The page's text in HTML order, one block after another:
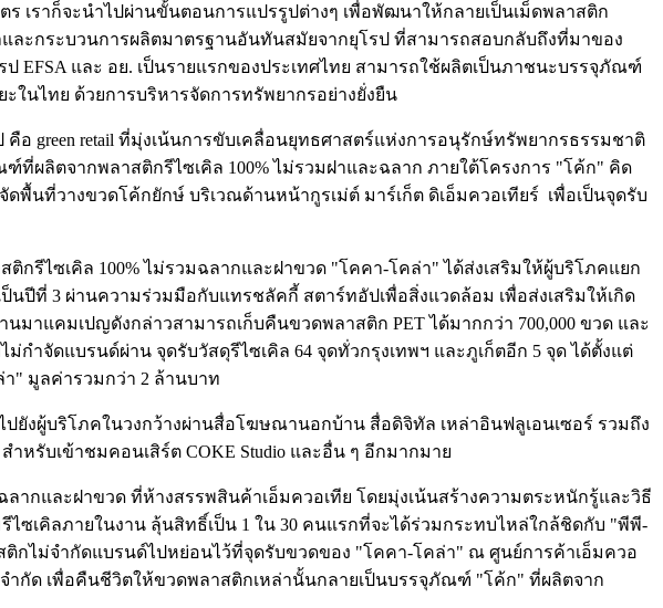
ร เราก็จะนำไปผ่านขั้นตอนการแปรรูปต่างๆ เพื่อพัฒนาให้กลายเป็นเม็ดพลาสติก
ละกระบวนการผลิตมาตรฐานอันทันสมัยจากยุโรป ที่สามารถสอบกลับถึงที่มาของ
EFSA และ อย. เป็นรายแรกของประเทศไทย สามารถใช้ผลิตเป็นภาชนะบรรจุภัณฑ์
ในไทย ด้วยการบริหารจัดการทรัพยากรอย่างยั่งยืน
green retail ที่มุ่งเน้นการขับเคลื่อนยุทธศาสตร์แห่งการอนุรักษ์ทรัพยากรธรรมชาติ
ที่ผลิตจากพลาสติกรีไซเคิล 100% ไม่รวมฝาและฉลาก ภายใต้โครงการ "โค้ก" คิด
นที่วางขวดโค้กยักษ์ บริเวณด้านหน้ากูรเม่ต์ มาร์เก็ต ดิเอ็มควอเทียร์ เพื่อเป็นจุดรับ
รีไซเคิล 100% ไม่รวมฉลากและฝาขวด "โคคา-โคล่า" ได้ส่งเสริมให้ผู้บริโภคแยก
ปีที่ 3 ผ่านความร่วมมือกับแทรชลัคกี้ สตาร์ทอัปเพื่อสิ่งแวดล้อม เพื่อส่งเสริมให้เกิด
าแคมเปญดังกล่าวสามารถเก็บคืนขวดพลาสติก PET ได้มากกว่า 700,000 ขวด และ
ำจัดแบรนด์ผ่าน จุดรับวัสดุรีไซเคิล 64 จุดทั่วกรุงเทพฯ และภูเก็ตอีก 5 จุด ได้ตั้งแต่
" มูลค่ารวมกว่า 2 ล้านบาท
ยังผู้บริโภคในวงกว้างผ่านสื่อโฆษณานอกบ้าน สื่อดิจิทัล เหล่าอินฟลูเอนเซอร์ รวมถึง
หรับเข้าชมคอนเสิร์ต COKE Studio และอื่น ๆ อีกมากมาย
ากและฝาขวด ที่ห้างสรรพสินค้าเอ็มควอเทีย โดยมุ่งเน้นสร้างความตระหนักรู้และวิธี
เคิลภายในงาน ลุ้นสิทธิ์เป็น 1 ใน 30 คนแรกที่จะได้ร่วมกระทบไหล่ใกล้ชิดกับ "พีพี-
กไม่จำกัดแบรนด์ไปหย่อนไว้ที่จุดรับขวดของ "โคคา-โคล่า" ณ ศูนย์การค้าเอ็มควอ
ำกัด เพื่อคืนชีวิตให้ขวดพลาสติกเหล่านั้นกลายเป็นบรรจุภัณฑ์ "โค้ก" ที่ผลิตจาก